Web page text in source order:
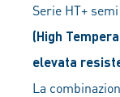
Serie HT+
(High
elevata
La